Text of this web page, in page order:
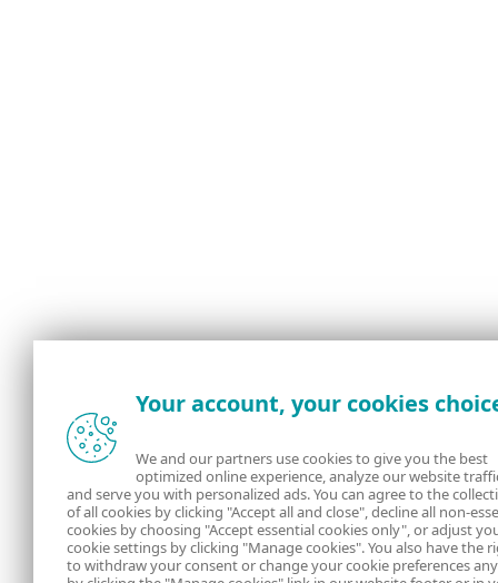
Your account, your cookies
We and our partners use cookies to give you the best
optimized online experience, analyze our website
and serve you with personalized ads. You can agree to the
of all cookies by clicking "Accept all and close", decline all non-
cookies by choosing "Accept essential cookies only", or adjust
cookie settings by clicking "Manage cookies". You also have the
to withdraw your consent or change your cookie preferences